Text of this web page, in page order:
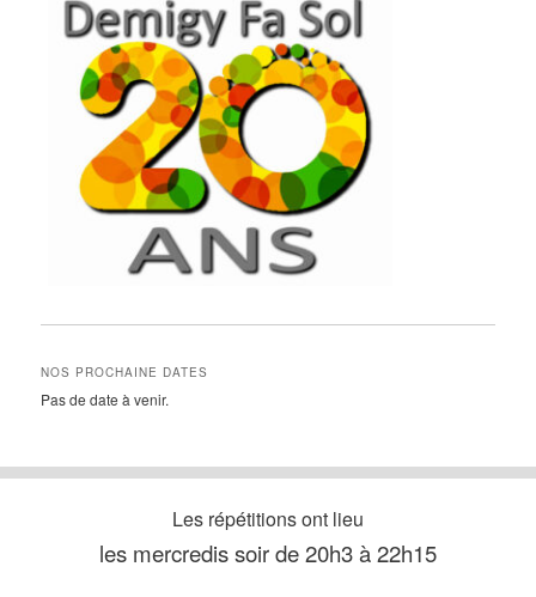
NOS PROCHAINE DATES
Pas de date à venir.
Les répétitions ont lieu
les mercredis soir de 20h3 à 22h15